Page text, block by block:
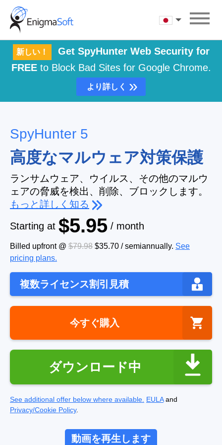
Skip
content
日本語
新しい！
Get SpyHunter Web Security for
FREEto Block Bad Sites for Google Chrome.
より詳しく »
SpyHunter 5
高度なマルウェア対策保護
ランサムウェア、ウイルス、その他のマルウ
ェアの脅威を検出、削除、ブロックします。
もっと詳しく知る
Starting at $5.95 / month
Billed upfront @ $79.98 $35.70 /semiannually. See
pricing plans.
複数ライセンス割引見積
今すぐ購入
ダウンロード中
See additional offer below where available. EULAand
Privacy/Cookie Policy.
動画を再生します